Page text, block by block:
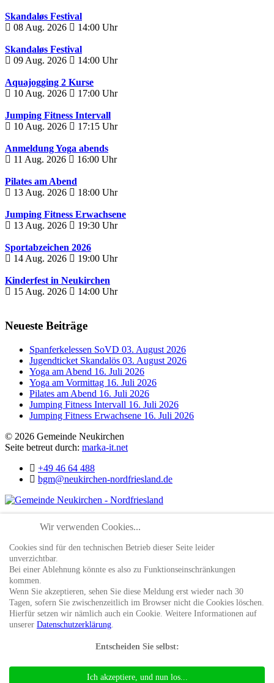
Skandaløs Festival
08 Aug. 2026
14:00 Uhr
Skandaløs Festival
09 Aug. 2026
14:00 Uhr
Aquajogging 2 Kurse
10 Aug. 2026
17:00 Uhr
Jumping Fitness Intervall
10 Aug. 2026
17:15 Uhr
Anmeldung Yoga abends
11 Aug. 2026
16:00 Uhr
Pilates am Abend
13 Aug. 2026
18:00 Uhr
Jumping Fitness Erwachsene
13 Aug. 2026
19:30 Uhr
Sportabzeichen 2026
14 Aug. 2026
19:00 Uhr
Kinderfest in Neukirchen
15 Aug. 2026
14:00 Uhr
Neueste Beiträge
Spanferkelessen SoVD 03. August 2026
Jugendticket Skandalös 03. August 2026
Yoga am Abend 16. Juli 2026
Yoga am Vormittag 16. Juli 2026
Pilates am Abend 16. Juli 2026
Jumping Fitness Intervall 16. Juli 2026
Jumping Fitness Erwachsene 16. Juli 2026
© 2026 Gemeinde Neukirchen
Seite betreut durch: marka-it.net
+49 46 64 488
bgm@neukirchen-nordfriesland.de
Gemeinde
Gemeindevertretung
Bekanntmachungen
Freiwillige Feuerwehr
Termine
Düt & dat
Kultur/Freizeit
Tourismus
Gastgeber
Gastronomie
Impressum
Wir verwenden Cookies...
Cookies sind für den technischen Betrieb dieser Seite leider
unverzichtbar.
Bei einer Ablehnung könnte es also zu Funktionseinschränkungen
kommen.
Wenn Sie akzeptieren, sehen Sie diese Meldung erst wieder nach 30
Tagen, sofern Sie zwischenzeitlich im Browser nicht die Cookies löschen.
Hierfür setzen wir nämlich auch ein Cookie. Weitere Informationen auf
unserer Datenschutzerklärung.
Entscheiden Sie selbst:
Ich akzeptiere, und nun los...